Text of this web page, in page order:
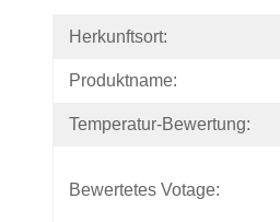
Herkunftsort:
Produktname:
Temperatur-Bewertung:
Bewertetes Votage: